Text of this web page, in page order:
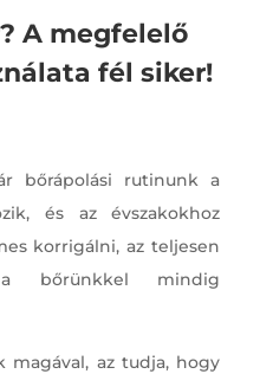
A megfelelő
fél siker!
bőrápolási rutinunk a
és az évszakokhoz
korrigálni, az teljesen
bőrünkkel mindig
az tudja, hogy